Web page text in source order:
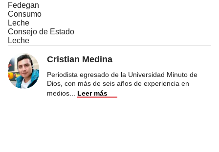
Fedegan
Consumo
Leche
Consejo de Estado
Leche
Cristian Medina
Periodista egresado de la Universidad Minuto de
Dios, con más de seis años de experiencia en
medios
Leer más